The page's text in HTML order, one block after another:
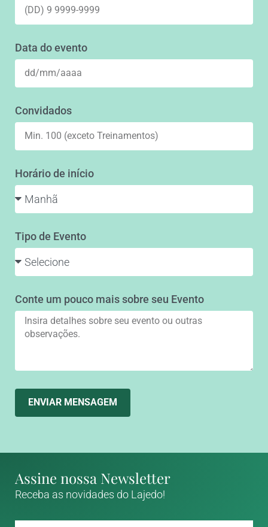
Data do evento
Convidados
Horário de início
Tipo de Evento
Conte um pouco mais sobre seu Evento
ENVIAR MENSAGEM
Assine nossa Newsletter
Receba as novidades do Lajedo!